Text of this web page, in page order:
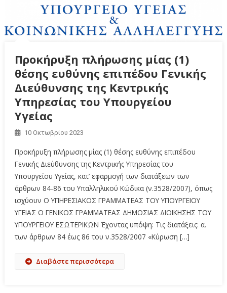
Προκήρυξη πλήρωσης μίας (1)
θέσης ευθύνης επιπέδου Γενικής
Διεύθυνσης της Κεντρικής
Υπηρεσίας του Υπουργείου
Υγείας
10 Οκτωβρίου 2023
Προκήρυξη πλήρωσης μίας (1) θέσης ευθύνης επιπέδου
Γενικής Διεύθυνσης της Κεντρικής Υπηρεσίας του
Υπουργείου Υγείας, κατ’ εφαρμογή των διατάξεων των
άρθρων 84-86 του Υπαλληλικού Κώδικα (ν.3528/2007), όπως
ισχύουν Ο ΥΠΗΡΕΣΙΑΚΟΣ ΓΡΑΜΜΑΤΕΑΣ ΤΟΥ ΥΠΟΥΡΓΕΙΟΥ
ΥΓΕΙΑΣ Ο ΓΕΝΙΚΟΣ ΓΡΑΜΜΑΤΕΑΣ ΔΗΜΟΣΙΑΣ ΔΙΟΙΚΗΣΗΣ ΤΟΥ
ΥΠΟΥΡΓΕΙΟΥ ΕΣΩΤΕΡΙΚΩΝ Έχοντας υπόψη: Τις διατάξεις: α.
των άρθρων 84 έως 86 του ν.3528/2007 «Κύρωση […]
Διαβάστε περισσότερα